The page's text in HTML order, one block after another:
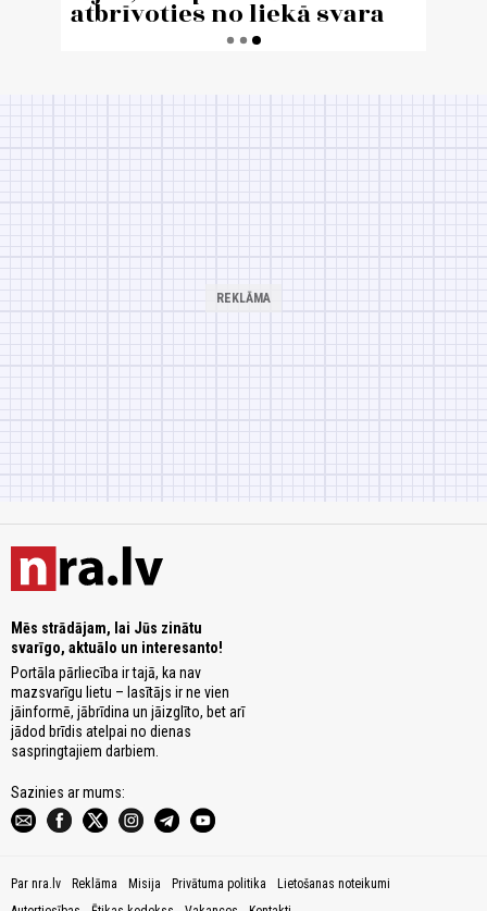
Mēs strādājam, lai Jūs zinātu
svarīgo, aktuālo un interesanto!
Portāla pārliecība ir tajā, ka nav
mazsvarīgu lietu – lasītājs ir ne vien
jāinformē, jābrīdina un jāizglīto, bet arī
jādod brīdis atelpai no dienas
saspringtajiem darbiem.
Sazinies ar mums:
Par nra.lv Reklāma Misija Privātuma politika
Lietošanas noteikumi